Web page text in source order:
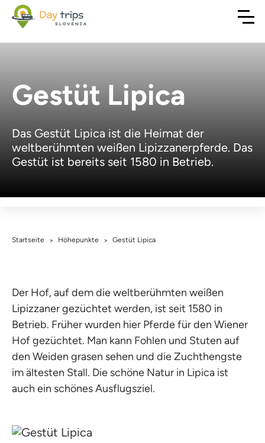
Gestüt Lipica
Das Gestüt Lipica ist die Heimat der
weltberühmten weißen Lipizzanerpferde. Das
Gestüt ist bereits seit 1580 in Betrieb.
Startseite > Höhepunkte > Gestüt Lipica
Der Hof, auf dem die weltberühmten weißen
Lipizzaner gezüchtet werden, ist seit 1580 in
Betrieb. Früher wurden hier Pferde für den Wiener
Hof gezüchtet. Man kann Fohlen und Stuten auf
den Weiden grasen sehen und die Zuchthengste
im ältesten Stall. Die schöne Natur in Lipica ist
auch ein schönes Ausflugsziel.